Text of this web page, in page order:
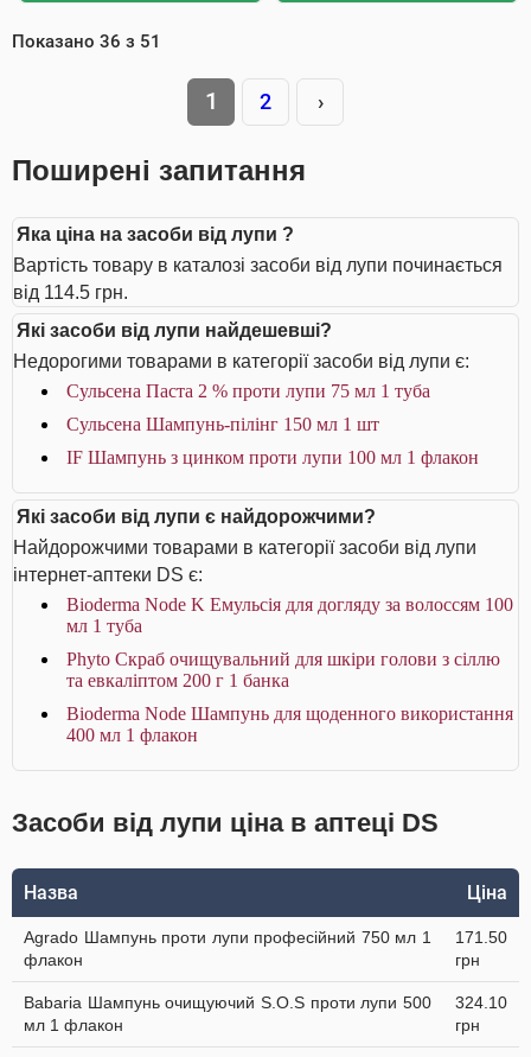
Показано 36 з 51
1 2 ›
Поширені запитання
Яка ціна на засоби від лупи ?
Вартість товару в каталозі засоби від лупи починається
від 114.5 грн.
Які засоби від лупи найдешевші?
Недорогими товарами в категорії засоби від лупи є:
Сульсена Паста 2 % проти лупи 75 мл 1 туба
Сульсена Шампунь-пілінг 150 мл 1 шт
IF Шампунь з цинком проти лупи 100 мл 1 флакон
Які засоби від лупи є найдорожчими?
Найдорожчими товарами в категорії засоби від лупи
інтернет-аптеки DS є:
Bioderma Node K Емульсія для догляду за волоссям 100
мл 1 туба
Phyto Скраб очищувальний для шкіри голови з сіллю
та евкаліптом 200 г 1 банка
Bioderma Node Шампунь для щоденного використання
400 мл 1 флакон
Засоби від лупи ціна в аптеці DS
Назва Ціна
Agrado Шампунь проти лупи професійний 750 мл 1
флакон
171.50
грн
Babaria Шампунь очищуючий S.O.S проти лупи 500
мл 1 флакон
324.10
грн